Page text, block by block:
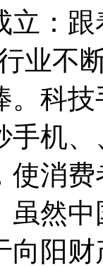
立：
业不
。科
手机
使消
虽然
向阳